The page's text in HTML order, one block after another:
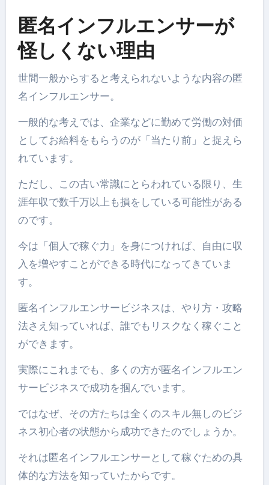
匿名インフルエンサーが
怪しくない理由
世間一般からすると考えられないような内容の匿
名インフルエンサー。
一般的な考えでは、企業などに勤めて労働の対価
としてお給料をもらうのが「当たり前」と捉えら
れています。
ただし、この古い常識にとらわれている限り、生
涯年収で数千万以上も損をしている可能性がある
のです。
今は「個人で稼ぐ力」を身につければ、自由に収
入を増やすことができる時代になってきていま
す。
匿名インフルエンサービジネスは、やり方・攻略
法さえ知っていれば、誰でもリスクなく稼ぐこと
ができます。
実際にこれまでも、多くの方が匿名インフルエン
サービジネスで成功を掴んでいます。
ではなぜ、その方たちは全くのスキル無しのビジ
ネス初心者の状態から成功できたのでしょうか。
それは匿名インフルエンサーとして稼ぐための具
体的な方法を知っていたからです。